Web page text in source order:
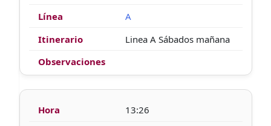
A
Linea A Sábados mañana
13:26